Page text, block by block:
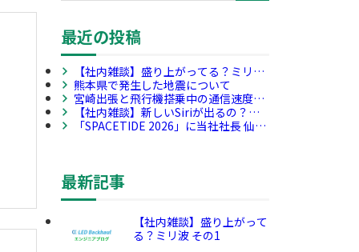
最近の投稿
【社内雑談】盛り上がってる？ミリ波
その1
熊本県で発生した地震について
宮崎出張と飛行機搭乗中の通信速度、
トイカメラを添えて
【社内雑談】新しいSiriが出るの？
（実はオンデバイスAIの話）その4
「SPACETIDE 2026」に当社社長 仙石
最新記事
【社内雑談】盛り上がって
る？ミリ波 その1